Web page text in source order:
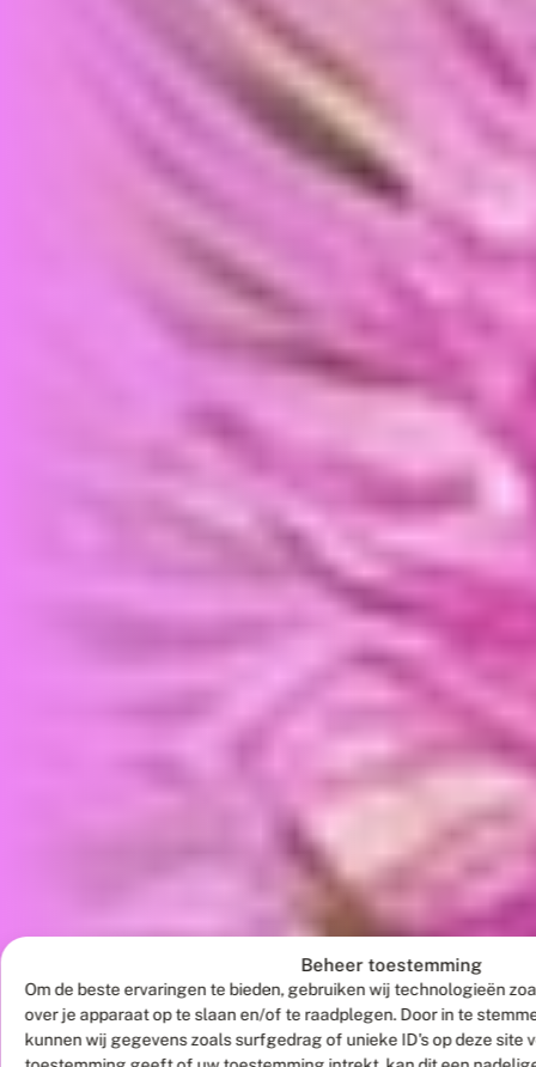
Beheer toestemming
Om de beste ervaringen te bieden, gebruiken wij technologieën
over je apparaat op te slaan en/of te raadplegen. Door in te
kunnen wij gegevens zoals surfgedrag of unieke ID's op deze site